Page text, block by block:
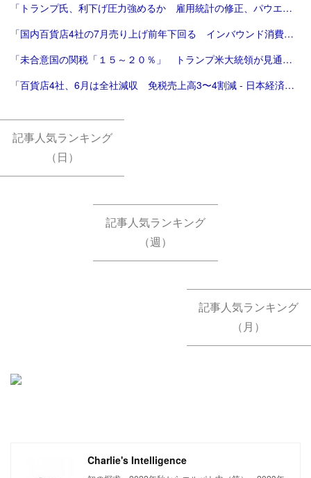
「トランプ氏、利下げ圧力強めるか 雇用統計の修正、パウエル氏に逆風 [トランプ再来][トランプ関税]：朝日新聞」
「国内百貨店4社の7月売り上げ前年下回る インバウンド消費減で | ロイター」
「未合意国の関税「１５～２０％」 トランプ米大統領が見通し：時事ドットコム」
「百貨店4社、6月は全社減収 免税売上高3〜4割減 - 日本経済新聞」
記事人気ランキング
（日）
記事人気ランキング
（週）
記事人気ランキング
（月）
Charlie's Intelligence